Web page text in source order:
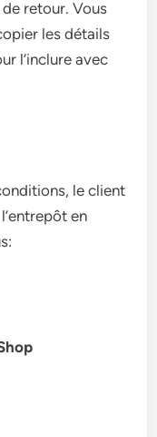
retour. Vous
les détails
l’inclure avec
le client
en